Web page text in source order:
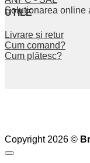
Soluționarea online
UTILE
Livrare și retur
Cum comand?
Cum plătesc?
Copyright 2026 ©